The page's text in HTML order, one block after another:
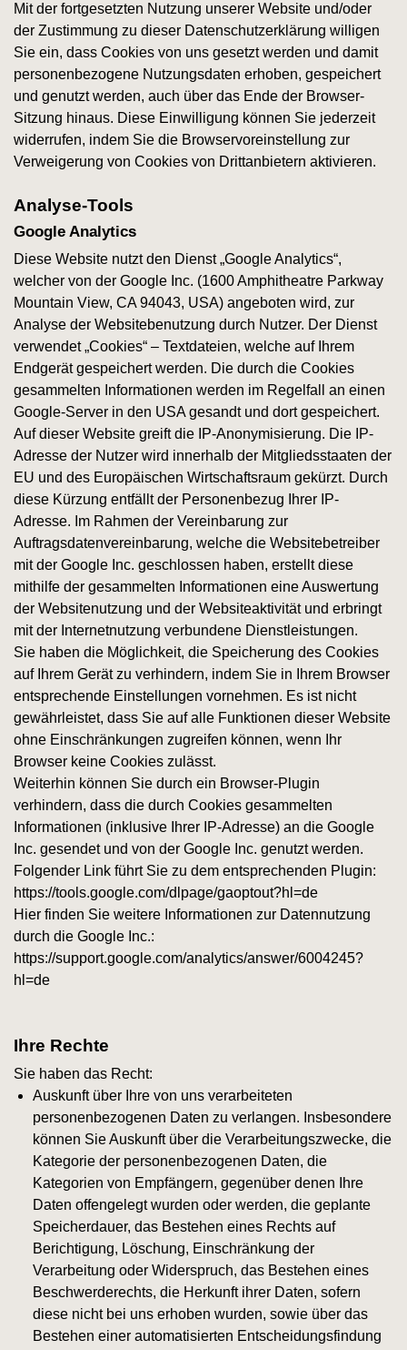
Mit der fortgesetzten Nutzung unserer Website und/oder
der Zustimmung zu dieser Datenschutzerklärung willigen
Sie ein, dass Cookies von uns gesetzt werden und damit
personenbezogene Nutzungsdaten erhoben, gespeichert
und genutzt werden, auch über das Ende der Browser-
Sitzung hinaus. Diese Einwilligung können Sie jederzeit
widerrufen, indem Sie die Browservoreinstellung zur
Verweigerung von Cookies von Drittanbietern aktivieren.
Analyse-Tools
Google Analytics
Diese Website nutzt den Dienst „Google Analytics“,
welcher von der Google Inc. (1600 Amphitheatre Parkway
Mountain View, CA 94043, USA) angeboten wird, zur
Analyse der Websitebenutzung durch Nutzer. Der Dienst
verwendet „Cookies“ – Textdateien, welche auf Ihrem
Endgerät gespeichert werden. Die durch die Cookies
gesammelten Informationen werden im Regelfall an einen
Google-Server in den USA gesandt und dort gespeichert.
Auf dieser Website greift die IP-Anonymisierung. Die IP-
Adresse der Nutzer wird innerhalb der Mitgliedsstaaten der
EU und des Europäischen Wirtschaftsraum gekürzt. Durch
diese Kürzung entfällt der Personenbezug Ihrer IP-
Adresse. Im Rahmen der Vereinbarung zur
Auftragsdatenvereinbarung, welche die Websitebetreiber
mit der Google Inc. geschlossen haben, erstellt diese
mithilfe der gesammelten Informationen eine Auswertung
der Websitenutzung und der Websiteaktivität und erbringt
mit der Internetnutzung verbundene Dienstleistungen.
Sie haben die Möglichkeit, die Speicherung des Cookies
auf Ihrem Gerät zu verhindern, indem Sie in Ihrem Browser
entsprechende Einstellungen vornehmen. Es ist nicht
gewährleistet, dass Sie auf alle Funktionen dieser Website
ohne Einschränkungen zugreifen können, wenn Ihr
Browser keine Cookies zulässt.
Weiterhin können Sie durch ein Browser-Plugin
verhindern, dass die durch Cookies gesammelten
Informationen (inklusive Ihrer IP-Adresse) an die Google
Inc. gesendet und von der Google Inc. genutzt werden.
Folgender Link führt Sie zu dem entsprechenden Plugin:
https://tools.google.com/dlpage/gaoptout?hl=de
Hier finden Sie weitere Informationen zur Datennutzung
durch die Google Inc.:
https://support.google.com/analytics/answer/6004245?
hl=de
Ihre Rechte
Sie haben das Recht:
Auskunft über Ihre von uns verarbeiteten
personenbezogenen Daten zu verlangen. Insbesondere
können Sie Auskunft über die Verarbeitungszwecke, die
Kategorie der personenbezogenen Daten, die
Kategorien von Empfängern, gegenüber denen Ihre
Daten offengelegt wurden oder werden, die geplante
Speicherdauer, das Bestehen eines Rechts auf
Berichtigung, Löschung, Einschränkung der
Verarbeitung oder Widerspruch, das Bestehen eines
Beschwerderechts, die Herkunft ihrer Daten, sofern
diese nicht bei uns erhoben wurden, sowie über das
Bestehen einer automatisierten Entscheidungsfindung